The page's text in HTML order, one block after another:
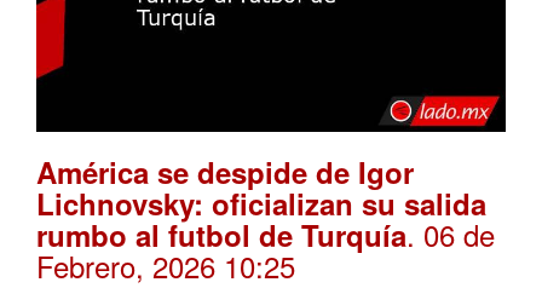
América se despide de Igor
Lichnovsky: oficializan su salida
rumbo al futbol de Turquía. 06 de
Febrero, 2026 10:25